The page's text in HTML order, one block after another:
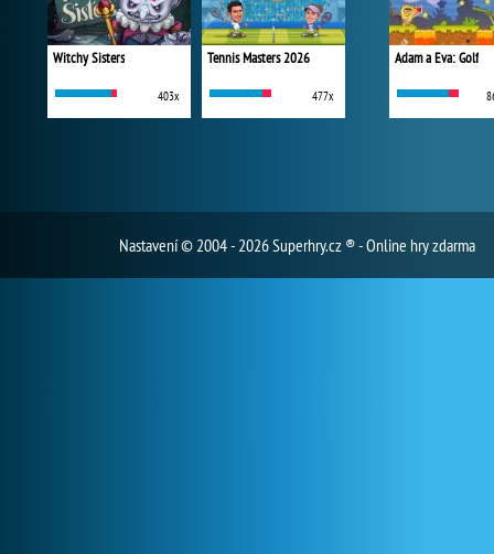
Witchy Sisters
403x
Tennis Masters 2026
477x
Adam a Eva: Golf
Nastavení© 2004 - 2026 Superhry.cz ® - Online hry zdarma